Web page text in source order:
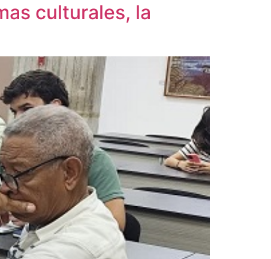
culturales, la